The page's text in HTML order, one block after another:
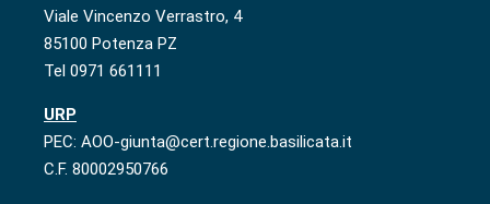
Viale Vincenzo Verrastro, 4
85100 Potenza PZ
Tel 0971 661111
URP
PEC: AOO-giunta@cert.regione.basilicata.it
C.F. 80002950766